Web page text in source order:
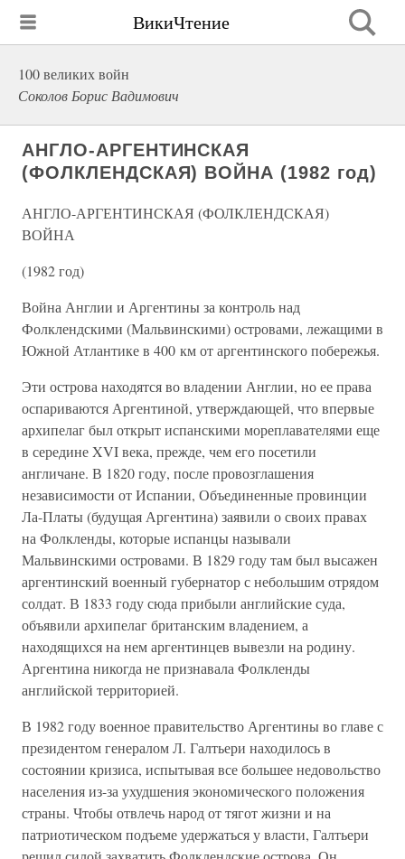
ВикиЧтение
100 великих войн
Соколов Борис Вадимович
АНГЛО-АРГЕНТИНСКАЯ
(ФОЛКЛЕНДСКАЯ) ВОЙНА (1982 год)
АНГЛО-АРГЕНТИНСКАЯ (ФОЛКЛЕНДСКАЯ)
ВОЙНА
(1982 год)
Война Англии и Аргентины за контроль над
Фолклендскими (Мальвинскими) островами, лежащими в
Южной Атлантике в 400 км от аргентинского побережья.
Эти острова находятся во владении Англии, но ее права
оспариваются Аргентиной, утверждающей, что впервые
архипелаг был открыт испанскими мореплавателями еще
в середине XVI века, прежде, чем его посетили
англичане. В 1820 году, после провозглашения
независимости от Испании, Объединенные провинции
Ла-Платы (будущая Аргентина) заявили о своих правах
на Фолкленды, которые испанцы называли
Мальвинскими островами. В 1829 году там был высажен
аргентинский военный губернатор с небольшим отрядом
солдат. В 1833 году сюда прибыли английские суда,
объявили архипелаг британским владением, а
находящихся на нем аргентинцев вывезли на родину.
Аргентина никогда не признавала Фолкленды
английской территорией.
В 1982 году военное правительство Аргентины во главе с
президентом генералом Л. Галтьери находилось в
состоянии кризиса, испытывая все большее недовольство
населения из-за ухудшения экономического положения
страны. Чтобы отвлечь народ от тягот жизни и на
патриотическом подъеме удержаться у власти, Галтьери